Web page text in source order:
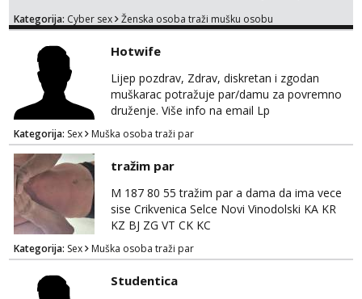
poslije kada se bolje znamo i videopoziv i
Idealno ne nešto jednokratno već
dogovoreno i na dulje vrijeme. Malo jesam
sramežljiva ali potrudit ću se da budeš
zadovoljan i da imaš nekog za svakodn...
Kategorija: Cyber sex Ženska osoba traži mušku osobu
Hotwife
Lijep pozdrav, Zdrav, diskretan i zgodan
muškarac potražuje par/damu za povremno
druženje. Više info na email Lp
Kategorija: Sex Muška osoba traži par
tražim par
M 187 80 55 tražim par a dama da ima vece
sise Crikvenica Selce Novi Vinodolski KA KR
KZ BJ ZG VT CK KC
Kategorija: Sex Muška osoba traži par
Studentica